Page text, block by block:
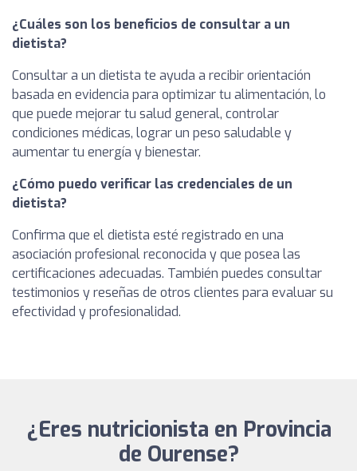
¿Cuáles son los beneficios de consultar a un
dietista?
Consultar a un dietista te ayuda a recibir orientación
basada en evidencia para optimizar tu alimentación, lo
que puede mejorar tu salud general, controlar
condiciones médicas, lograr un peso saludable y
aumentar tu energía y bienestar.
¿Cómo puedo verificar las credenciales de un
dietista?
Confirma que el dietista esté registrado en una
asociación profesional reconocida y que posea las
certificaciones adecuadas. También puedes consultar
testimonios y reseñas de otros clientes para evaluar su
efectividad y profesionalidad.
¿Eres nutricionista en Provincia
de Ourense?